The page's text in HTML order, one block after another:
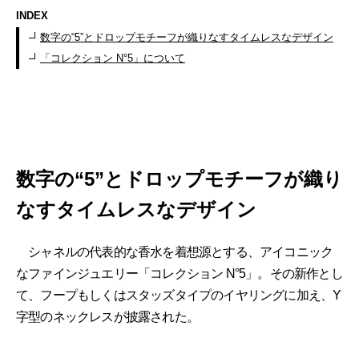
INDEX
数字の“5”とドロップモチーフが織りなすタイムレスなデザイン
「コレクション N°5」について
数字の“5”とドロップモチーフが織り
なすタイムレスなデザイン
シャネルの代表的な香水を着想源とする、アイコニック
なファインジュエリー「コレクション N°5」。その新作とし
て、フープもしくはスタッズタイプのイヤリングに加え、Y
字型のネックレスが披露された。